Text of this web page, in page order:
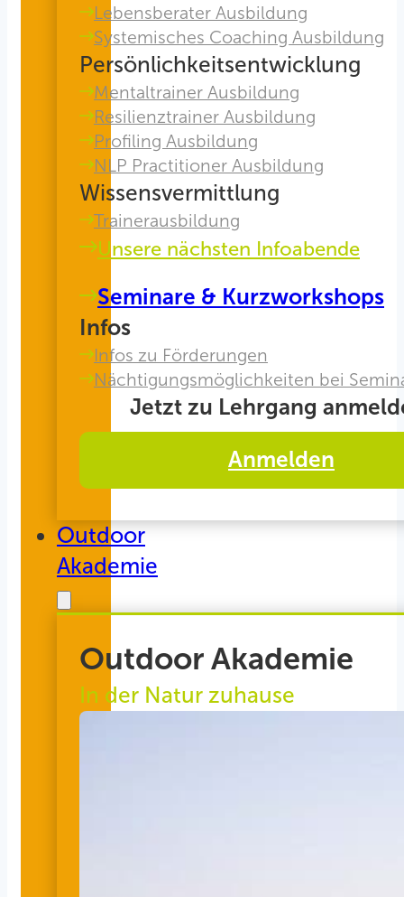
Lebensberater Ausbildung
Systemisches Coaching Ausbildung
Persönlichkeitsentwicklung
Mentaltrainer Ausbildung
Resilienztrainer Ausbildung
Profiling Ausbildung
NLP Practitioner Ausbildung
Wissensvermittlung
Trainerausbildung
Unsere nächsten Infoabende
Seminare & Kurzworkshops
Infos
Infos zu Förderungen
Nächtigungsmöglichkeiten bei
Jetzt zu Lehrgang
Anmelden
Outdoor
Akademie
Outdoor Akademie
In der Natur zuhause